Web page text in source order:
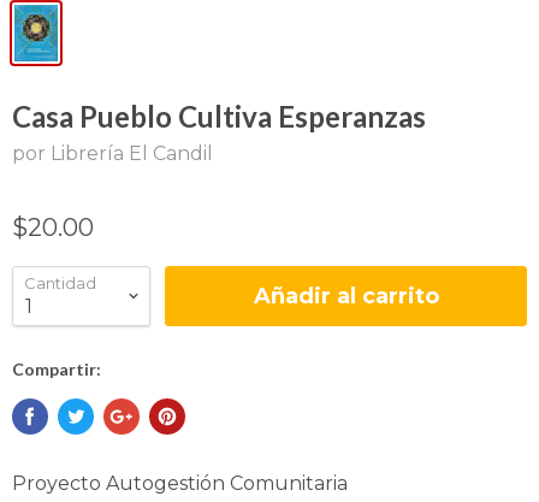
Casa Pueblo Cultiva Esperanzas
por Librería El Candil
$20.00
Cantidad Añadir al carrito
Compartir:
Proyecto Autogestión Comunitaria